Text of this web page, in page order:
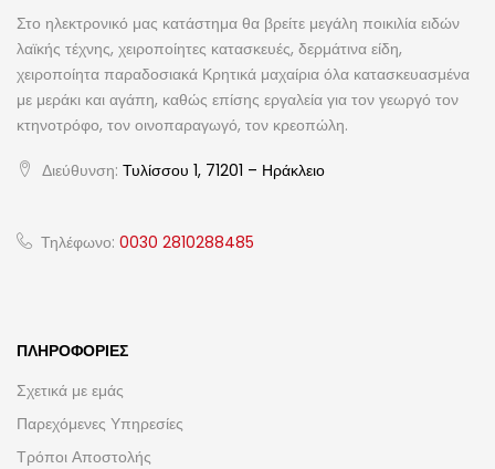
Στο ηλεκτρονικό μας κατάστημα θα βρείτε μεγάλη ποικιλία ειδών
λαϊκής τέχνης, χειροποίητες κατασκευές, δερμάτινα είδη,
χειροποίητα παραδοσιακά Κρητικά μαχαίρια όλα κατασκευασμένα
με μεράκι και αγάπη, καθώς επίσης εργαλεία για τον γεωργό τον
κτηνοτρόφο, τον οινοπαραγωγό, τον κρεοπώλη.
Διεύθυνση: Τυλίσσου 1, 71201 – Ηράκλειο
Τηλέφωνο: 0030 2810288485
ΠΛΗΡΟΦΟΡΊΕΣ
Σχετικά με εμάς
Παρεχόμενες Υπηρεσίες
Τρόποι Αποστολής